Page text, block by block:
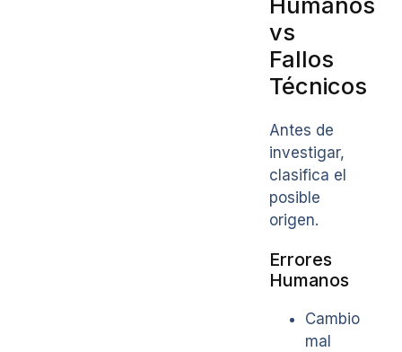
vs
Fallos
Técnicos
Antes de
investigar,
clasifica el
posible
origen.
Errores
Humanos
Cambio
mal